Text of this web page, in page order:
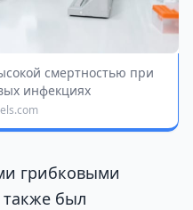
смертностью при
инфекциях
грибковыми
был